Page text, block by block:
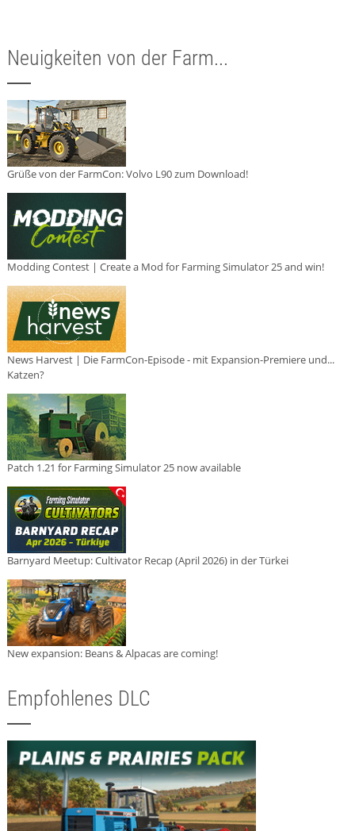
Neuigkeiten von der Farm...
Grüße von der FarmCon: Volvo L90 zum Download!
Modding Contest | Create a Mod for Farming Simulator 25 and win!
News Harvest | Die FarmCon-Episode - mit Expansion-Premiere und...
Katzen?
Patch 1.21 for Farming Simulator 25 now available
Barnyard Meetup: Cultivator Recap (April 2026) in der Türkei
New expansion: Beans & Alpacas are coming!
Empfohlenes DLC